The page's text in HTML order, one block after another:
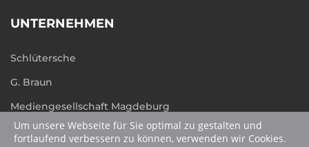
UNTERNEHMEN
Schlütersche
G. Braun
Mediengesellschaft Magdeburg
humboldt.de
Um unsere Webseite für Sie optimal zu gestalten und
fortlaufend verbessern zu können, verwenden wir Cookies.